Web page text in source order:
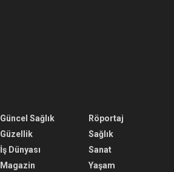
Güncel Sağlık
Güzellik
İş Dünyası
Magazin
Röportaj
Sağlık
Sanat
Yaşam